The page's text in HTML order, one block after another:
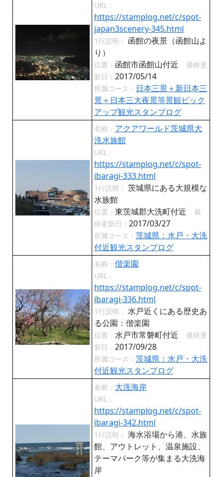
URL：
https://stamplog.net/c/spot-
japan3scenery-345.html
1行説明： 函館の夜景（函館山よ
り）
位置： 函館市函館山付近
最終更
新日： 2017/05/14
所属コース： 日本三景＋新日本三
景＋日本三大夜景等景観ピック
アップ観光スタンプログ
名称： アクアワールド茨城県大
洗水族館
URL：
https://stamplog.net/c/spot-
ibaragi-333.html
1行説明： 茨城県にある大規模な
水族館
位置： 東茨城郡大洗町付近
最
終更新日： 2017/03/27
所属コース： 茨城県：水戸・大洗
付近観光スタンプログ
名称： 偕楽園
URL：
https://stamplog.net/c/spot-
ibaragi-336.html
1行説明： 水戸近くにある歴史あ
る公園：偕楽園
位置： 水戸市常磐町付近
最終更
新日： 2017/09/28
所属コース： 茨城県：水戸・大洗
付近観光スタンプログ
名称： 大洗海岸
URL：
https://stamplog.net/c/spot-
ibaragi-342.html
1行説明： 海水浴場から港、水族
館、アウトレット、温泉施設、
テーマパーク等が集まる大洗海
岸